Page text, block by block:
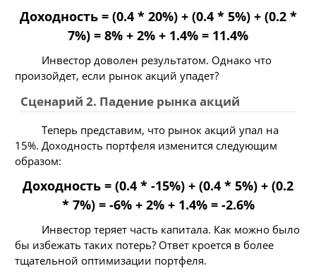
Доходность = (0.4 * 20%) + (0.4 * 5%) + (0.2 *
7%) = 8% + 2% + 1.4% = 11.4%
Инвестор доволен результатом. Однако что
произойдет, если рынок акций упадет?
Сценарий 2. Падение рынка акций
Теперь представим, что рынок акций упал на
15%. Доходность портфеля изменится следующим
образом:
Доходность = (0.4 * -15%) + (0.4 * 5%) + (0.2
* 7%) = -6% + 2% + 1.4% = -2.6%
Инвестор теряет часть капитала. Как можно было
бы избежать таких потерь? Ответ кроется в более
тщательной оптимизации портфеля.